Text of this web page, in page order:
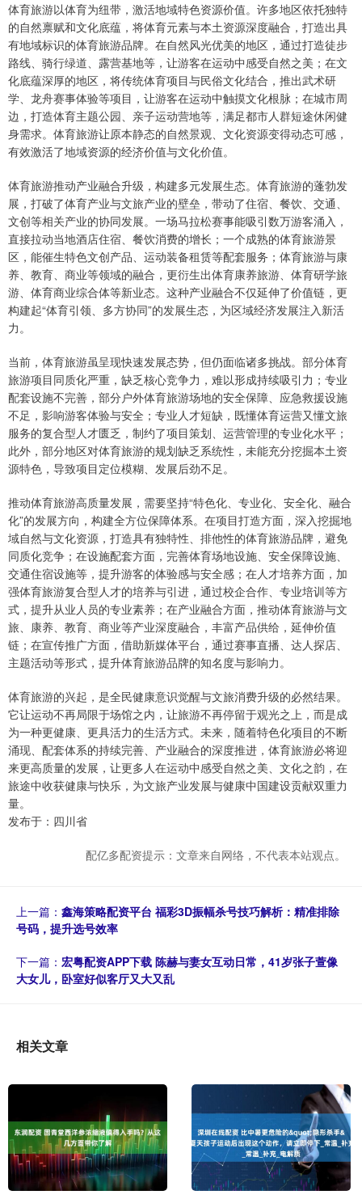
体育旅游以体育为纽带，激活地域特色资源价值。许多地区依托独特
的自然禀赋和文化底蕴，将体育元素与本土资源深度融合，打造出具
有地域标识的体育旅游品牌。在自然风光优美的地区，通过打造徒步
路线、骑行绿道、露营基地等，让游客在运动中感受自然之美；在文
化底蕴深厚的地区，将传统体育项目与民俗文化结合，推出武术研
学、龙舟赛事体验等项目，让游客在运动中触摸文化根脉；在城市周
边，打造体育主题公园、亲子运动营地等，满足都市人群短途休闲健
身需求。体育旅游让原本静态的自然景观、文化资源变得动态可感，
有效激活了地域资源的经济价值与文化价值。
体育旅游推动产业融合升级，构建多元发展生态。体育旅游的蓬勃发
展，打破了体育产业与文旅产业的壁垒，带动了住宿、餐饮、交通、
文创等相关产业的协同发展。一场马拉松赛事能吸引数万游客涌入，
直接拉动当地酒店住宿、餐饮消费的增长；一个成熟的体育旅游景
区，能催生特色文创产品、运动装备租赁等配套服务；体育旅游与康
养、教育、商业等领域的融合，更衍生出体育康养旅游、体育研学旅
游、体育商业综合体等新业态。这种产业融合不仅延伸了价值链，更
构建起“体育引领、多方协同”的发展生态，为区域经济发展注入新活
力。
当前，体育旅游虽呈现快速发展态势，但仍面临诸多挑战。部分体育
旅游项目同质化严重，缺乏核心竞争力，难以形成持续吸引力；专业
配套设施不完善，部分户外体育旅游场地的安全保障、应急救援设施
不足，影响游客体验与安全；专业人才短缺，既懂体育运营又懂文旅
服务的复合型人才匮乏，制约了项目策划、运营管理的专业化水平；
此外，部分地区对体育旅游的规划缺乏系统性，未能充分挖掘本土资
源特色，导致项目定位模糊、发展后劲不足。
推动体育旅游高质量发展，需要坚持“特色化、专业化、安全化、融合
化”的发展方向，构建全方位保障体系。在项目打造方面，深入挖掘地
域自然与文化资源，打造具有独特性、排他性的体育旅游品牌，避免
同质化竞争；在设施配套方面，完善体育场地设施、安全保障设施、
交通住宿设施等，提升游客的体验感与安全感；在人才培养方面，加
强体育旅游复合型人才的培养与引进，通过校企合作、专业培训等方
式，提升从业人员的专业素养；在产业融合方面，推动体育旅游与文
旅、康养、教育、商业等产业深度融合，丰富产品供给，延伸价值
链；在宣传推广方面，借助新媒体平台，通过赛事直播、达人探店、
主题活动等形式，提升体育旅游品牌的知名度与影响力。
体育旅游的兴起，是全民健康意识觉醒与文旅消费升级的必然结果。
它让运动不再局限于场馆之内，让旅游不再停留于观光之上，而是成
为一种更健康、更具活力的生活方式。未来，随着特色化项目的不断
涌现、配套体系的持续完善、产业融合的深度推进，体育旅游必将迎
来更高质量的发展，让更多人在运动中感受自然之美、文化之韵，在
旅途中收获健康与快乐，为文旅产业发展与健康中国建设贡献双重力
量。
发布于：四川省
配亿多配资提示：文章来自网络，不代表本站观点。
上一篇： 鑫海策略配资平台 福彩3D振幅杀号技巧解析：精准排除
号码，提升选号效率
下一篇： 宏粤配资APP下载 陈赫与妻女互动日常，41岁张子萱像
大女儿，卧室好似客厅又大又乱
相关文章